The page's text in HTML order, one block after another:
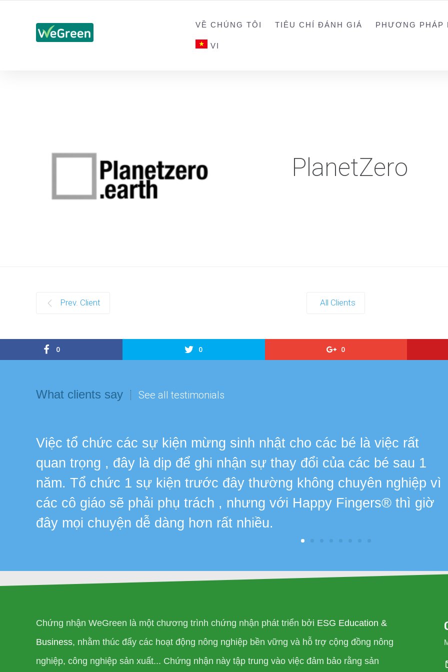
VỀ CHÚNG TÔI TIÊU CHÍ ĐÁNH GIÁ PHƯƠNG PHÁP
VI
PlanetZero
Prev. Client All Clients
0 0 0
What clients say See all testimonials
Việc tổ chức các sự kiện mừng sinh nhật cho các bé là việc rất
quan trọng , đây là dịp để ghi nhận sự thay đổi của các bé sau 1
năm. Tổ chức 1 sự kiện trước đây thường không chuyên nghiệp vì
các cô giáo sẽ phải phụ trách , nhưng với Happy Fingers® thì giờ
đây mọi chuyện dễ dàng hơn rất nhiều.
Chứng nhận WeGreen là một chương trình chứng nhận phát triển bởi ESG Education &
Business, nhằm thúc đẩy các hoạt động nông nghiệp bền vững và hỗ trợ cộng đồng nông
nghiệp, công nghiệp sản xuất... Chứng nhận này tập trung vào việc đảm bảo rằng sản